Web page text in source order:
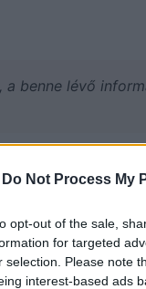
Do Not Process My
opt-out of the sale,
for targeted
selection. Please note
interest-based ads
benne lévő
kik lesznek